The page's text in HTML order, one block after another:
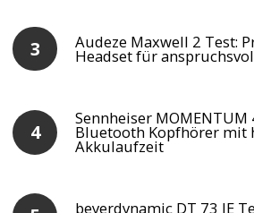
Audeze Maxwell 2 Test:
Headset für
Sennheiser MOMENTUM
Bluetooth Kopfhörer mit
Akkulaufzeit
beyerdynamic DT 73 IE